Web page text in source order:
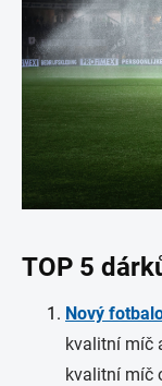
TOP 5
Nový
kvalitní míč
kvalitní míč